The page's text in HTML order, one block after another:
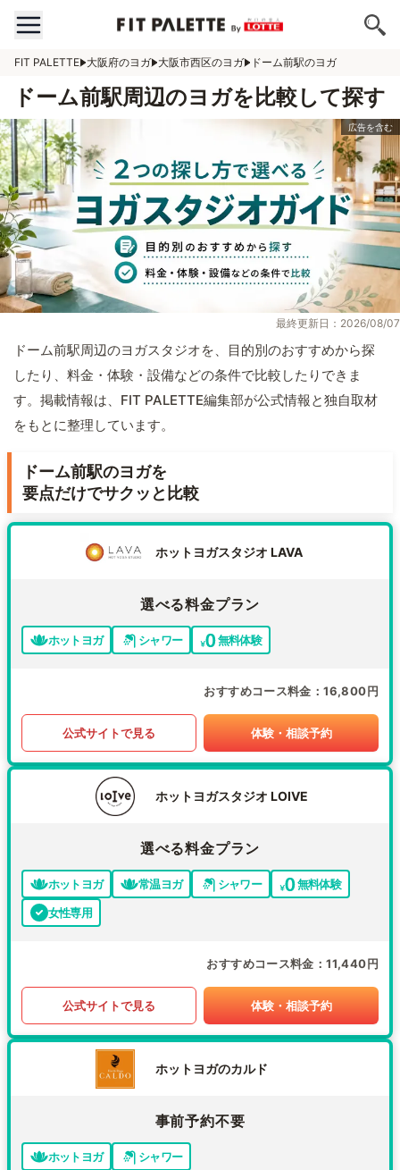
FIT PALETTE 大阪府のヨガ 大阪市西区のヨガ ドーム前駅のヨガ
ドーム前駅周辺のヨガを比較して探す
最終更新日：2026/08/07
ドーム前駅周辺のヨガスタジオを、目的別のおすすめから探
したり、料金・体験・設備などの条件で比較したりできま
す。掲載情報は、FIT PALETTE編集部が公式情報と独自取材
をもとに整理しています。
ドーム前駅のヨガを
要点だけでサクッと比較
ホットヨガスタジオ LAVA
選べる料金プラン
ホットヨガ シャワー 無料体験
おすすめコース料金 16,800円
公式サイトで見る 体験・相談予約
ホットヨガスタジオ LOIVE
選べる料金プラン
ホットヨガ 常温ヨガ シャワー
無料体験
女性専用
おすすめコース料金 11,440円
公式サイトで見る 体験・相談予約
ホットヨガのカルド
事前予約不要
ホットヨガ シャワー